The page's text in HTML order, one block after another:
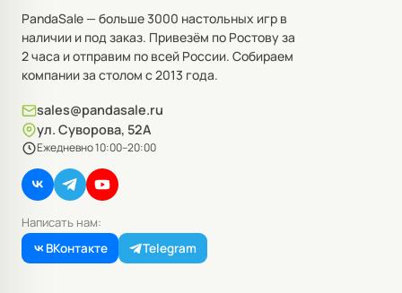
PandaSale — больше 3000 настольных игр в
наличии и под заказ. Привезём по Ростову за
2 часа и отправим по всей России. Собираем
компании за столом с 2013 года.
sales@pandasale.ru
ул. Суворова, 52А
Ежедневно 10:00–20:00
Написать нам:
ВКонтакте
Telegram